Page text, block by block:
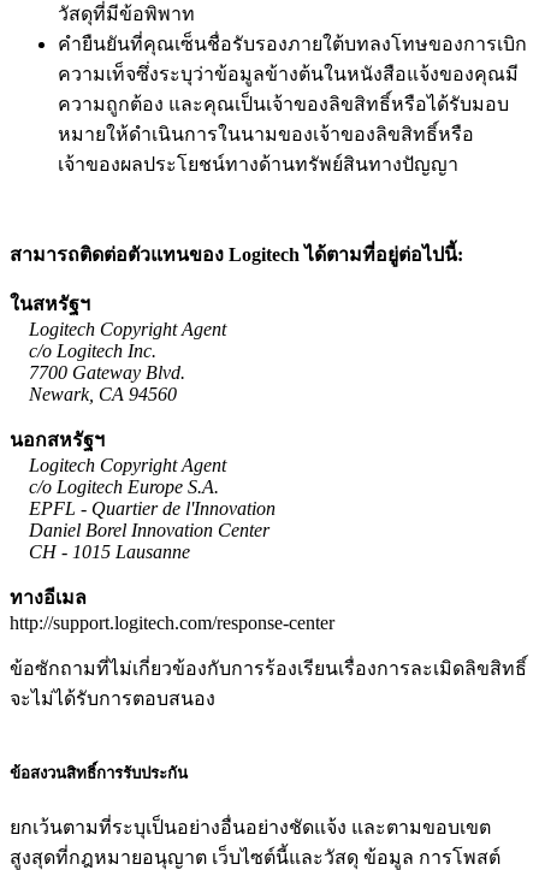
วัสดุที่มีข้อพิพาท
คำยืนยันที่คุณเซ็นชื่อรับรองภายใต้บทลงโทษของการเบิก
ความเท็จซึ่งระบุว่าข้อมูลข้างต้นในหนังสือแจ้งของคุณมี
ความถูกต้อง และคุณเป็นเจ้าของลิขสิทธิ์หรือได้รับมอบ
หมายให้ดำเนินการในนามของเจ้าของลิขสิทธิ์หรือ
เจ้าของผลประโยชน์ทางด้านทรัพย์สินทางปัญญา
สามารถติดต่อตัวแทนของ Logitech ได้ตามที่อยู่ต่อไปนี้:
ในสหรัฐฯ
Logitech Copyright Agent
c/o Logitech Inc.
7700 Gateway Blvd.
Newark, CA 94560
นอกสหรัฐฯ
Logitech Copyright Agent
c/o Logitech Europe S.A.
EPFL - Quartier de l'Innovation
Daniel Borel Innovation Center
CH - 1015 Lausanne
ทางอีเมล
http://support.logitech.com/response-center
ข้อซักถามที่ไม่เกี่ยวข้องกับการร้องเรียนเรื่องการละเมิดลิขสิทธิ์
จะไม่ได้รับการตอบสนอง
ข้อสงวนสิทธิ์การรับประกัน
ยกเว้นตามที่ระบุเป็นอย่างอื่นอย่างชัดแจ้ง และตามขอบเขต
สูงสุดที่กฎหมายอนุญาต เว็บไซต์นี้และวัสดุ ข้อมูล การโพสต์